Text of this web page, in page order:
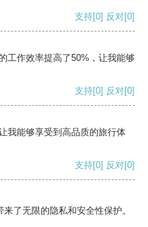
支持[0] 反对[0]
工作效率提高了50%，让我能够
支持[0] 反对[0]
我能够享受到高品质的旅行体
支持[0] 反对[0]
了无限的隐私和安全性保护。